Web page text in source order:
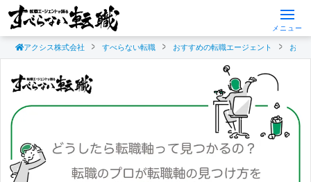
メニュー
アクシス株式会社 すべらない転職 おすすめの転職エージェント おす